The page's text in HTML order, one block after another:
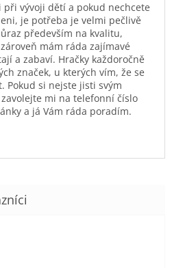
vývoji dětí a pokud nechcete
je potřeba je velmi pečlivě
především na kvalitu,
mám ráda zajímavé
a zabaví. Hračky každoročně
značek, u kterých vím, že se
Pokud si nejste jisti svým
mi na telefonní číslo
a já Vám ráda poradím.
je 5 z 5 hvězdiček.